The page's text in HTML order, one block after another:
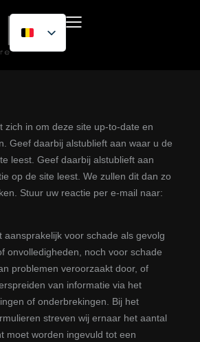
zich in om deze site up-to-date en
Geef daarbij alstublieft aan waar u de
leest. Geef daarbij alstublieft aan
op de site leest. We zullen dit dan zo
Stuur uw reactie per e-mail naar:
aansprakelijk voor schade als gevolg
onvolledigheden, noch voor schade
problemen veroorzaakt door, of
van informatie via het
of onderbrekingen. Bij het
streven wij ernaar het aantal
moet worden ingevuld tot een